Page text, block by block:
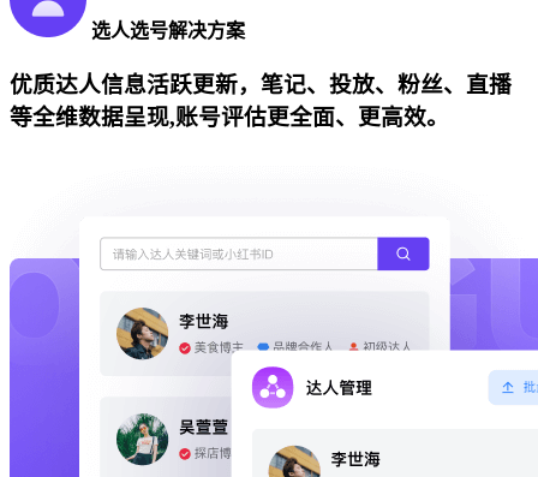
选人选号解决方案
优质达人信息活跃更新，笔记、投放、粉丝、直播
等全维数据呈现,账号评估更全面、更高效。